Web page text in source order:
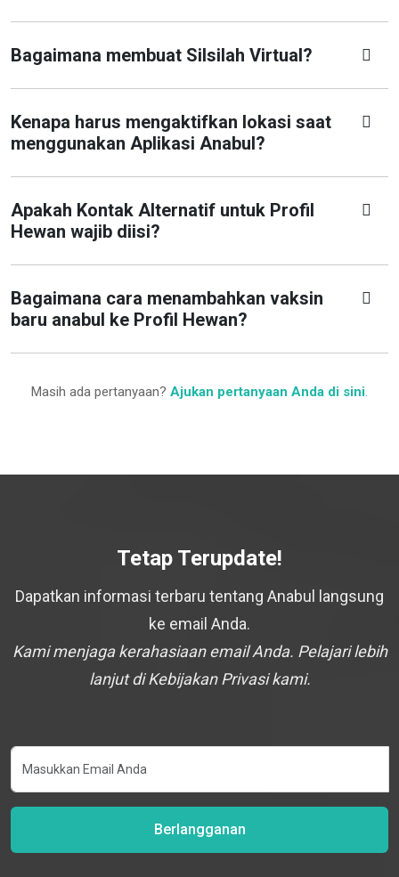
Bagaimana membuat Silsilah Virtual?
Kenapa harus mengaktifkan lokasi saat
menggunakan Aplikasi Anabul?
Apakah Kontak Alternatif untuk Profil
Hewan wajib diisi?
Bagaimana cara menambahkan vaksin
baru anabul ke Profil Hewan?
Masih ada pertanyaan? Ajukan pertanyaan Anda di sini.
Tetap Terupdate!
Dapatkan informasi terbaru tentang Anabul langsung
ke email Anda.
Kami menjaga kerahasiaan email Anda. Pelajari lebih
lanjut di Kebijakan Privasi kami.
Berlangganan